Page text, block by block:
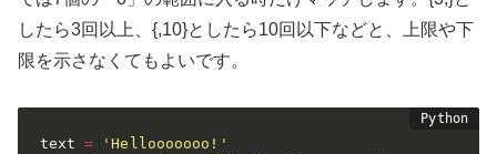
したら3回以上、{,10}としたら10回以下などと、上限や下
限を示さなくてもよいです。
text =
'Hellooooooo!'